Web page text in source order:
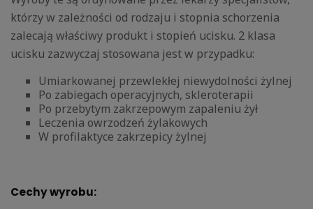
którzy w zależności od rodzaju i stopnia schorzenia
zalecają właściwy produkt i stopień ucisku. 2 klasa
ucisku zazwyczaj stosowana jest w przypadku:
Umiarkowanej przewlekłej niewydolności żylnej
Po zabiegach operacyjnych, skleroterapii
Po przebytym zakrzepowym zapaleniu żył
Leczenia owrzodzeń żylakowych
W profilaktyce zakrzepicy żylnej
Cechy wyrobu: